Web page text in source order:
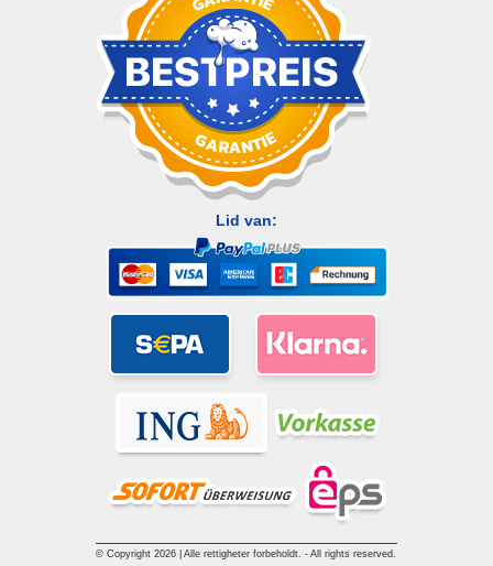
Lid van:
© Copyright 2026 | Alle rettigheter forbeholdt. - All rights reserved.